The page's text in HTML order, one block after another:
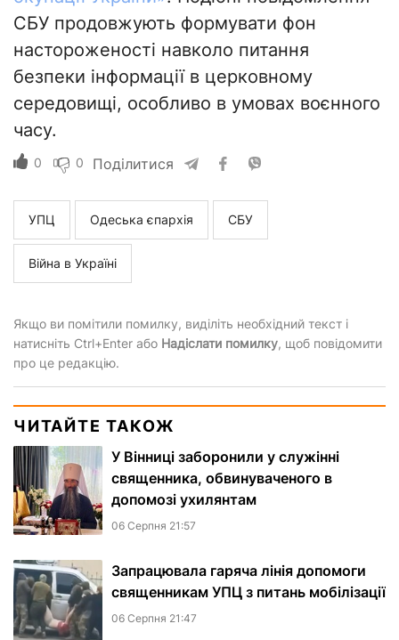
СБУ продовжують формувати фон
настороженості навколо питання
безпеки інформації в церковному
середовищі, особливо в умовах воєнного
часу.
0 0 Поділитися
УПЦ Одеська єпархія СБУ
Війна в Україні
Якщо ви помітили помилку, виділіть необхідний текст і
натисніть Ctrl+Enter або Надіслати помилку, щоб повідомити
про це редакцію.
ЧИТАЙТЕ ТАКОЖ
У Вінниці заборонили у служінні
священника, обвинуваченого в
допомозі ухилянтам
06 Серпня 21:57
Запрацювала гаряча лінія допомоги
священникам УПЦ з питань мобілізації
06 Серпня 21:47